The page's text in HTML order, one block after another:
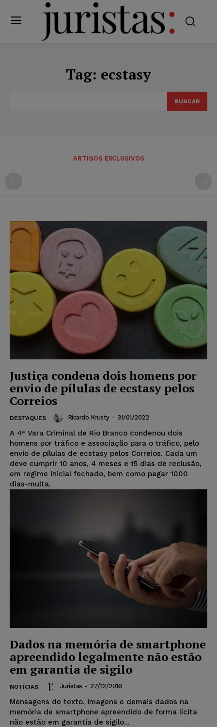
Tag: ecstasy
BUSCAR
ARTIGOS EXCLUSIVOS
Justiça condena dois homens por
envio de pílulas de ecstasy pelos
Correios
DESTAQUES Ricardo Krusty - 31/01/2022
A 4ª Vara Criminal de Rio Branco condenou dois
homens por tráfico e associação para o tráfico, pelo
envio de pílulas de ecstasy pelos Correios. Cada um
deve cumprir 10 anos, 4 meses e 15 dias de reclusão,
em regime inicial fechado, bem como pagar 1000
dias-multa.
Dados na memória de smartphone
apreendido legalmente não estão
em garantia de sigilo
NOTÍCIAS Juristas - 27/12/2018
Mensagens de texto, imagens e demais dados na
memória de smartphone apreendido de forma lícita
não estão em garantia de sigilo...